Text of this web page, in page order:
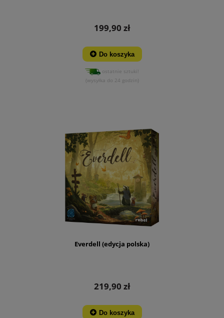
199,90 zł
Do koszyka
ostatnie sztuki!
(wysyłka do 24 godzin)
Everdell (edycja polska)
219,90 zł
Do koszyka